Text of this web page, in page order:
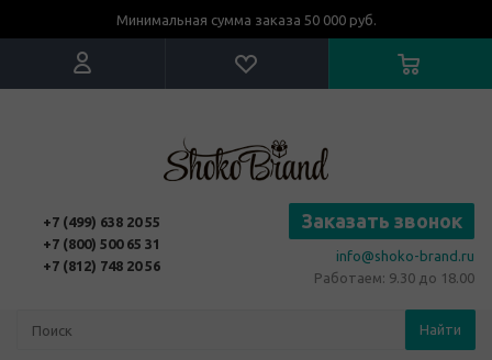
Минимальная сумма заказа 50 000 руб.
+7 (499) 638 20 55
+7 (800) 500 65 31
+7 (812) 748 20 56
Заказать звонок
info@shoko-brand.ru
Работаем: 9.30 до 18.00
Найти